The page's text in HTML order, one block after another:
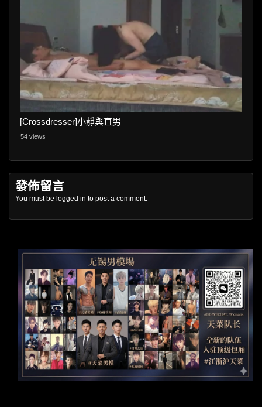
[Crossdresser]小靜與直男
54 views
發佈留言
You must be logged in to post a comment.